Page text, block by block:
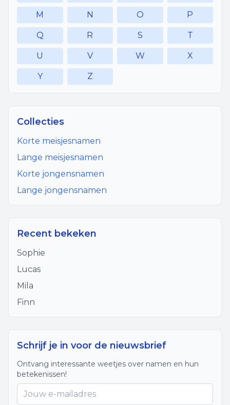
M N O P
Q R S T
U V W X
Y Z
Collecties
Korte meisjesnamen
Lange meisjesnamen
Korte jongensnamen
Lange jongensnamen
Recent bekeken
Sophie
Lucas
Mila
Finn
Schrijf je in voor de nieuwsbrief
Ontvang interessante weetjes over namen en hun
betekenissen!